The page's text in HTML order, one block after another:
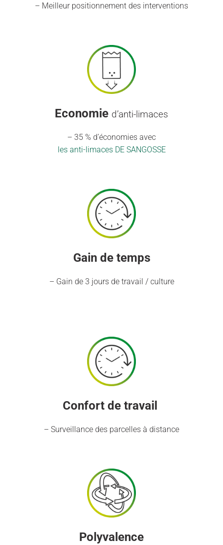
– Meilleur positionnement des interventions
Economie d’anti-limaces
– 35 % d’économies avec
les anti-limaces DE SANGOSSE
Gain de temps
– Gain de 3 jours de travail / culture
Confort de travail
– Surveillance des parcelles à distance
Polyvalence